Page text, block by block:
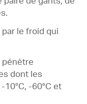
le froid qui
pénètre
dont les
-60°C et